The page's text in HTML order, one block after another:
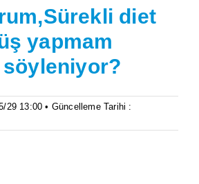
diet
yapmam
29 13:00 • Güncelleme Tarihi :